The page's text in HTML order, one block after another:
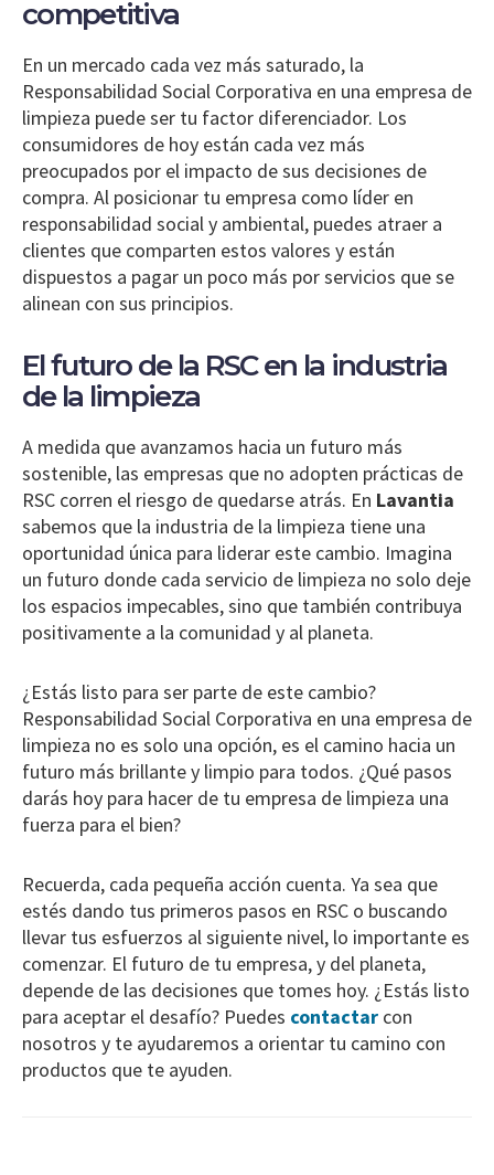
competitiva
En un mercado cada vez más saturado, la
Responsabilidad Social Corporativa en una empresa de
limpieza puede ser tu factor diferenciador. Los
consumidores de hoy están cada vez más
preocupados por el impacto de sus decisiones de
compra. Al posicionar tu empresa como líder en
responsabilidad social y ambiental, puedes atraer a
clientes que comparten estos valores y están
dispuestos a pagar un poco más por servicios que se
alinean con sus principios.
El futuro de la RSC en la industria
de la limpieza
A medida que avanzamos hacia un futuro más
sostenible, las empresas que no adopten prácticas de
RSC corren el riesgo de quedarse atrás. En Lavantia
sabemos que la industria de la limpieza tiene una
oportunidad única para liderar este cambio. Imagina
un futuro donde cada servicio de limpieza no solo deje
los espacios impecables, sino que también contribuya
positivamente a la comunidad y al planeta.
¿Estás listo para ser parte de este cambio?
Responsabilidad Social Corporativa en una empresa de
limpieza no es solo una opción, es el camino hacia un
futuro más brillante y limpio para todos. ¿Qué pasos
darás hoy para hacer de tu empresa de limpieza una
fuerza para el bien?
Recuerda, cada pequeña acción cuenta. Ya sea que
estés dando tus primeros pasos en RSC o buscando
llevar tus esfuerzos al siguiente nivel, lo importante es
comenzar. El futuro de tu empresa, y del planeta,
depende de las decisiones que tomes hoy. ¿Estás listo
para aceptar el desafío? Puedes contactar con
nosotros y te ayudaremos a orientar tu camino con
productos que te ayuden.